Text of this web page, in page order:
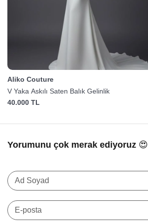
Aliko Couture
V Yaka Askılı Saten Balık Gelinlik
40.000 TL
Yorumunu çok merak ediyoruz 😍
Ad Soyad
E-posta